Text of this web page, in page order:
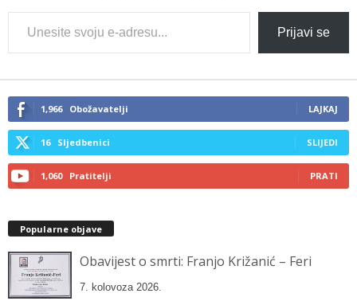
Type
your
Prijavi se
1,966 Obožavatelji LAJKAJ
16 Sljedbenici SLIJEDI
1,060 Pratitelji PRATI
Popularne objave
Obavijest o smrti: Franjo Križanić – Feri
7. kolovoza 2026.